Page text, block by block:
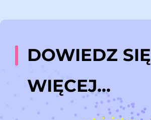
DOWIEDZ SIĘ
WIĘCEJ...